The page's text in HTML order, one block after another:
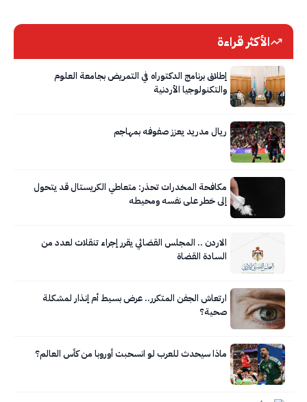
الأكثر قراءة
إطلاق برنامج الدكتوراه في التمريض بجامعة العلوم
والتكنولوجيا الأردنية
ريال مدريد يعزز صفوفه بمهاجم
مكافحة المخدرات تحذر: متعاطي الكريستال قد يتحول
إلى خطر على نفسه ومحيطه
الاردن .. المجلس القضائي يقرر إجراء تنقلات لعدد من
السادة القضاة
ارتعاش الجفن المتكرر.. عرض بسيط أم إنذار لمشكلة
صحية؟
ماذا سيحدث للعرب لو انسحبت أوروبا من كأس العالم؟